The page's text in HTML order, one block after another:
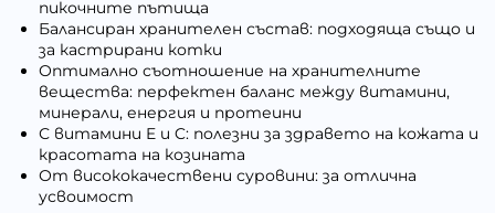
пикочните пътища
Балансиран хранителен състав: подходяща също и
за кастрирани котки
Оптимално съотношение на хранителните
вещества: перфектен баланс между витамини,
минерали, енергия и протеини
С витамини E и C: полезни за здравето на кожата и
красотата на козината
От висококачествени суровини: за отлична
усвоимост